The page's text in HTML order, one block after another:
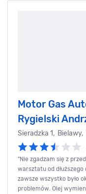
Motor Gas
Rygielski
Sieradzka 1, Bielawy,
"Nie zgadzam się z
warsztatu od
zawsze wszystko było
problemów. Olej